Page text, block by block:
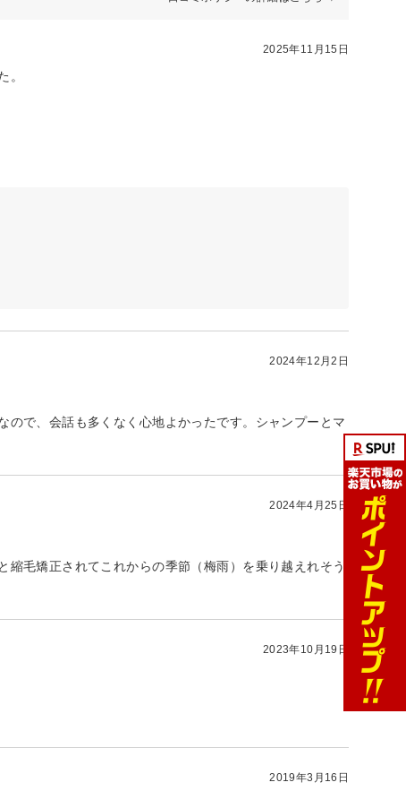
2025年11月15日
。
2024年12月2日
で、会話も多くなく心地よかったです。シャンプーとマ
2024年4月25日
毛矯正されてこれからの季節（梅雨）を乗り越えれそう
2023年10月19日
2019年3月16日